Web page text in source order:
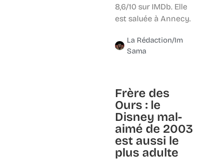
8,6/10 sur IMDb. Elle
est saluée à Annecy.
La Rédaction/Im
Sama
Frère des
Ours : le
Disney mal-
aimé de 2003
est aussi le
plus adulte